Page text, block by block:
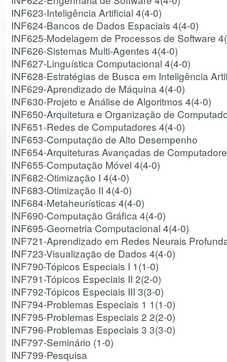
INF623-Inteligência Artificial 4(4-0)
INF624-Bancos de Dados Espaciais 4(4-0)
INF625-Modelagem de Processos de Software
INF626-Sistemas Multi-Agentes 4(4-0)
INF627-Linguística Computacional 4(4-0)
INF628-Estratégias de Busca em Inteligência
INF629-Aprendizado de Máquina 4(4-0)
INF630-Projeto e Análise de Algoritmos 4(4-0)
INF650-Arquitetura e Organização de
INF651-Redes de Computadores 4(4-0)
INF653-Computação de Alto Desempenho
INF654-Arquiteturas Avançadas de
INF655-Computação Móvel 4(4-0)
INF682-Otimização I 4(4-0)
INF683-Otimização II 4(4-0)
INF684-Metaheurísticas 4(4-0)
INF690-Computação Gráfica 4(4-0)
INF695-Geometria Computacional 4(4-0)
INF721-Aprendizado em Redes Neurais
INF723-Visualização de Dados 4(4-0)
INF790-Tópicos Especiais I 1(1-0)
INF791-Tópicos Especiais II 2(2-0)
INF792-Tópicos Especiais III 3(3-0)
INF794-Problemas Especiais 1 1(1-0)
INF795-Problemas Especiais 2 2(2-0)
INF796-Problemas Especiais 3 3(3-0)
INF797-Seminário (1-0)
INF799-Pesquisa